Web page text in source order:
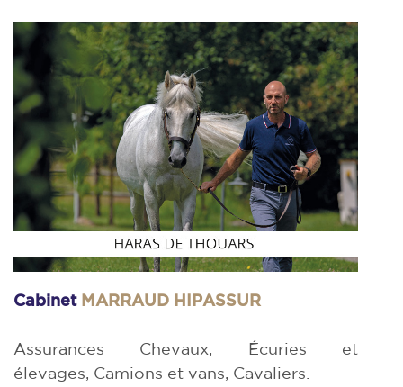
Cabinet MARRAUD HIPASSUR
Assurances Chevaux, Écuries et
élevages, Camions et vans, Cavaliers.